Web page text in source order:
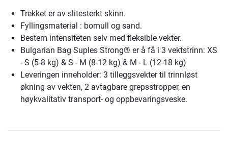
Trekket er av slitesterkt skinn.
Fyllingsmaterial : bomull og sand.
Bestem intensiteten selv med fleksible vekter.
Bulgarian Bag Suples Strong® er å få i 3 vektstrinn: XS
- S (5-8 kg) & S - M (8-12 kg) & M - L (12-18 kg)
Leveringen inneholder: 3 tilleggsvekter til trinnløst
økning av vekten, 2 avtagbare grepsstropper, en
høykvalitativ transport- og oppbevaringsveske.